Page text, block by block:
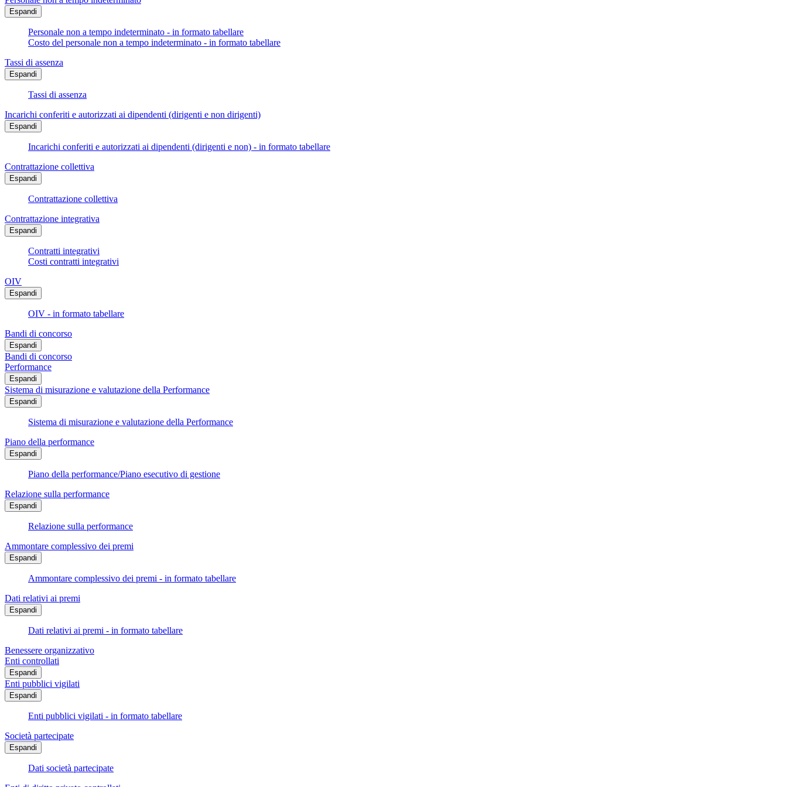
Espandi
Personale non a tempo indeterminato - in formato tabellare
Costo del personale non a tempo indeterminato - in formato tabellare
Tassi di assenza
Espandi
Tassi di assenza
Incarichi conferiti e autorizzati ai dipendenti (dirigenti e non dirigenti)
Espandi
Incarichi conferiti e autorizzati ai dipendenti (dirigenti e non) - in formato tabellare
Contrattazione collettiva
Espandi
Contrattazione collettiva
Contrattazione integrativa
Espandi
Contratti integrativi
Costi contratti integrativi
OIV
Espandi
OIV - in formato tabellare
Bandi di concorso
Espandi
Bandi di concorso
Performance
Espandi
Sistema di misurazione e valutazione della Performance
Espandi
Sistema di misurazione e valutazione della Performance
Piano della performance
Espandi
Piano della performance/Piano esecutivo di gestione
Relazione sulla performance
Espandi
Relazione sulla performance
Ammontare complessivo dei premi
Espandi
Ammontare complessivo dei premi - in formato tabellare
Dati relativi ai premi
Espandi
Dati relativi ai premi - in formato tabellare
Benessere organizzativo
Enti controllati
Espandi
Enti pubblici vigilati
Espandi
Enti pubblici vigilati - in formato tabellare
Società partecipate
Espandi
Dati società partecipate